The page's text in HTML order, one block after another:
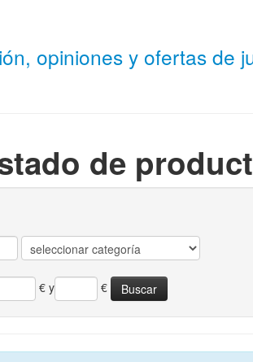
opiniones y ofertas de
de
€y €